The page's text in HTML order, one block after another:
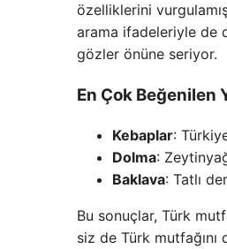
özelliklerini
arama ifadeleriyle de
gözler önüne seriyor.
En Çok Beğenilen
Kebaplar:
Dolma:
Baklava: Tatlı
Bu sonuçlar, Türk
siz de Türk